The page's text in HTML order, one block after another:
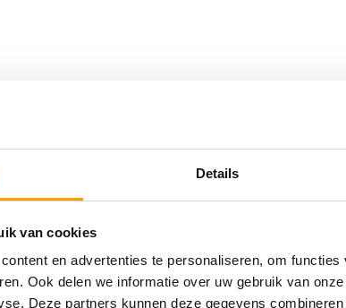
Details
van cookies
en advertenties te personaliseren, om
Ook delen we informatie over uw gebruik van
Deze partners kunnen deze gegevens